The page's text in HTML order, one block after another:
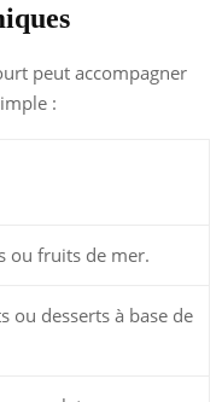
peut accompagner
:
ou fruits de mer.
ou desserts à base de